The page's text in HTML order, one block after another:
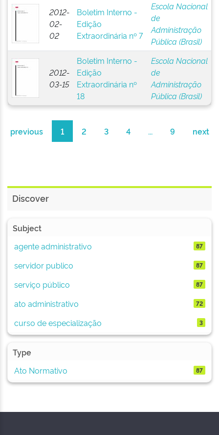
2012-
02-
02
Boletim Interno -
Edição
Extraordinária nº 7
Escola Nacional
de
Administração
Pública (Brasil)
2012-
03-15
Boletim Interno -
Edição
Extraordinária nº
18
Escola Nacional
de
Administração
Pública (Brasil)
previous 1 2 3 4 ... 9 next
Discover
Subject
agente administrativo
87
servidor publico 87
serviço público 87
ato administrativo 72
curso de especialização 3
Type
Ato Normativo
87